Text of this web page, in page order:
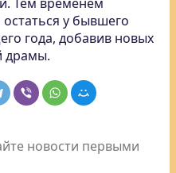
у бывшего
года, добавив новых
драмы.
новости первыми